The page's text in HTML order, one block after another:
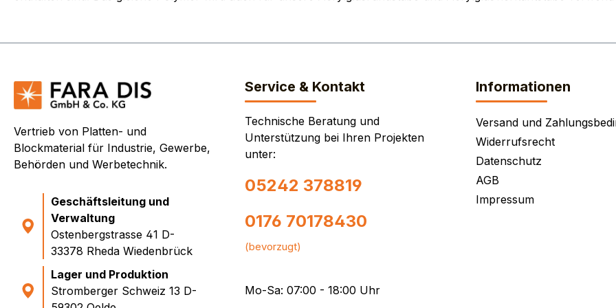
Vertrieb von Platten- und
Blockmaterial für Industrie, Gewerbe,
Behörden und Werbetechnik.
Geschäftsleitung und
Verwaltung
Ostenbergstrasse 41 D-
33378 Rheda Wiedenbrück
Lager und Produktion
Stromberger Schweiz 13 D-
Service & Kontakt
Technische Beratung und
Unterstützung bei Ihren Projekten
unter:
05242 378819
0176 70178430
(bevorzugt)
Mo-Sa: 07:00 - 18:00 Uhr
Informationen
Versand und
Widerrufsrecht
Datenschutz
AGB
Impressum